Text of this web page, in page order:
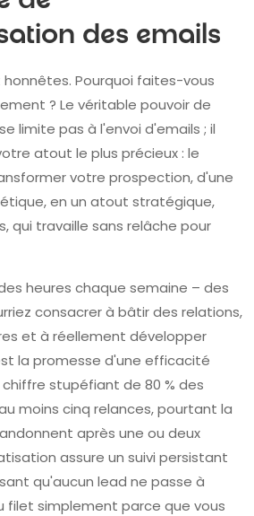
des emails
Pourquoi faites-vous
? Le véritable pouvoir de
limite pas à l'envoi d'emails ; il
atout le plus précieux : le
votre prospection, d'une
en un atout stratégique,
qui travaille sans relâche pour
heures chaque semaine – des
consacrer à bâtir des relations,
et à réellement développer
la promesse d'une efficacité
chiffre stupéfiant de 80 % des
moins cinq relances, pourtant la
après une ou deux
assure un suivi persistant
qu'aucun lead ne passe à
filet simplement parce que vous